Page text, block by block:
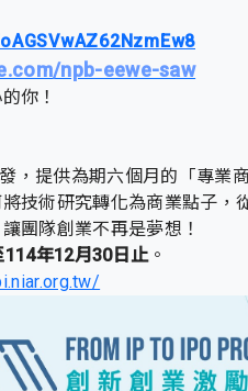
npb-eewe-saw
你！
，提供為期六個月的「專業
技術研究轉化為商業點子，
團隊創業不再是夢想！
114年12月30日止。